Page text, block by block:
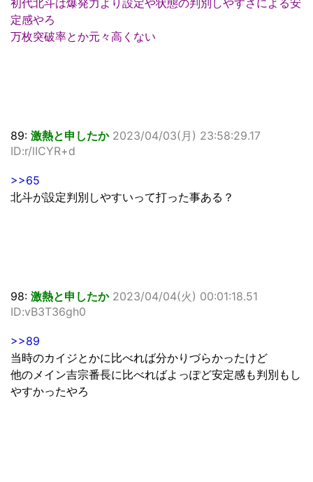
初代北斗は爆発力より設定や状態の判別しやすさによる安
定感やろ
万枚突破率とか元々高くない
89: 激熱と申したか 2023/04/03(月) 23:58:29.17
ID:r/lICYR+d
>>65
北斗が設定判別しやすいって打った事ある？
98: 激熱と申したか 2023/04/04(火) 00:01:18.51
ID:vB3T36gh0
>>89
当時のカイジとかに比べれば分かりづらかったけど
他のメイン吉宗番長に比べればよっぽど安定感も判別もし
やすかったやろ